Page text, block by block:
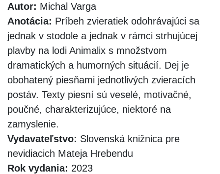
Autor: Michal Varga
Anotácia: Príbeh zvieratiek odohrávajúci sa
jednak v stodole a jednak v rámci strhujúcej
plavby na lodi Animalix s množstvom
dramatických a humorných situácií. Dej je
obohatený piesňami jednotlivých zvieracích
postáv. Texty piesní sú veselé, motivačné,
poučné, charakterizujúce, niektoré na
zamyslenie.
Vydavateľstvo: Slovenská knižnica pre
nevidiacich Mateja Hrebendu
Rok vydania: 2023